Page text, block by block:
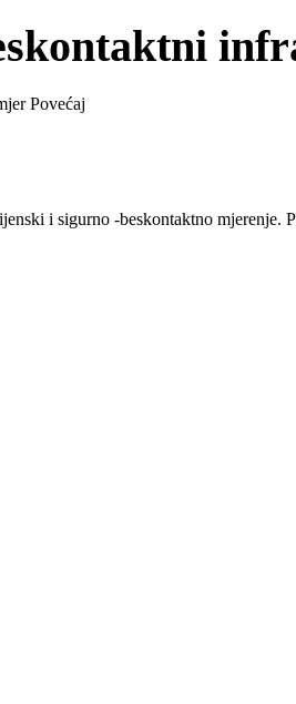
Povećaj
i sigurno -beskontaktno mjerenje.